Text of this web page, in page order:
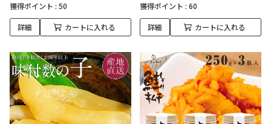
獲得ポイント : 50
詳細 カートに入れる
獲得ポイント : 60
詳細 カートに入れる